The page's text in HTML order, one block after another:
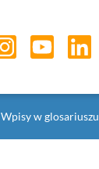
Wpisy w glosariuszu